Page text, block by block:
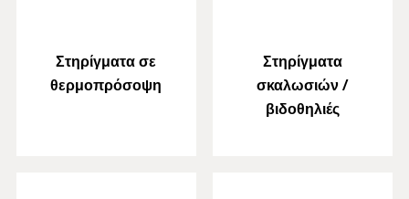
Στηρίγματα σε
θερμοπρόσοψη
Στηρίγματα
σκαλωσιών /
βιδοθηλιές